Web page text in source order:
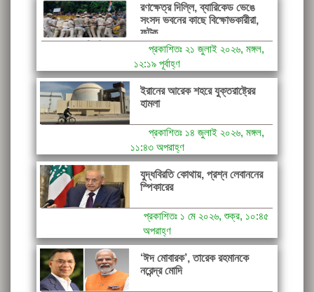
রণক্ষেত্র দিল্লি, ব্যারিকেড ভেঙে
সংসদ ভবনের কাছে বিক্ষোভকারীরা,
ফটক...
প্রকাশিতঃ ২১ জুলাই ২০২৬, মঙ্গল,
১২:১৯ পূর্বাহ্ণ
ইরানের আরেক শহরে যুক্তরাষ্ট্রের
হামলা
প্রকাশিতঃ ১৪ জুলাই ২০২৬, মঙ্গল,
১১:৪৩ অপরাহ্ণ
যুদ্ধবিরতি কোথায়, প্রশ্ন লেবাননের
স্পিকারের
প্রকাশিতঃ ১ মে ২০২৬, শুক্র, ১০:৪৫
অপরাহ্ণ
‘ঈদ মোবারক’, তারেক রহমানকে
নরেন্দ্র মোদি